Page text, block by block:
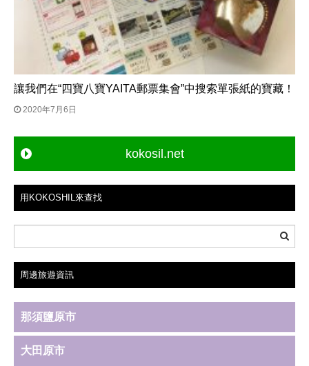
讓我們在“四寶八寶YAITA郵票集會”中搜索單張紙的寶藏！
2020年7月6日
kokosil.net
用KOKOSHIL來查找
周邊旅遊資訊
那須鹽原市
大田原市